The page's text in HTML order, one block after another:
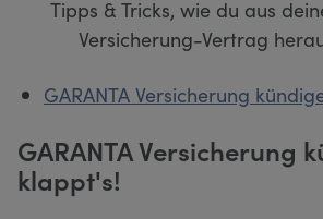
Tipps & Tricks, wie du aus
Versicherung-Vertrag
GARANTA Versicherung
GARANTA Versicherung
klappt's!